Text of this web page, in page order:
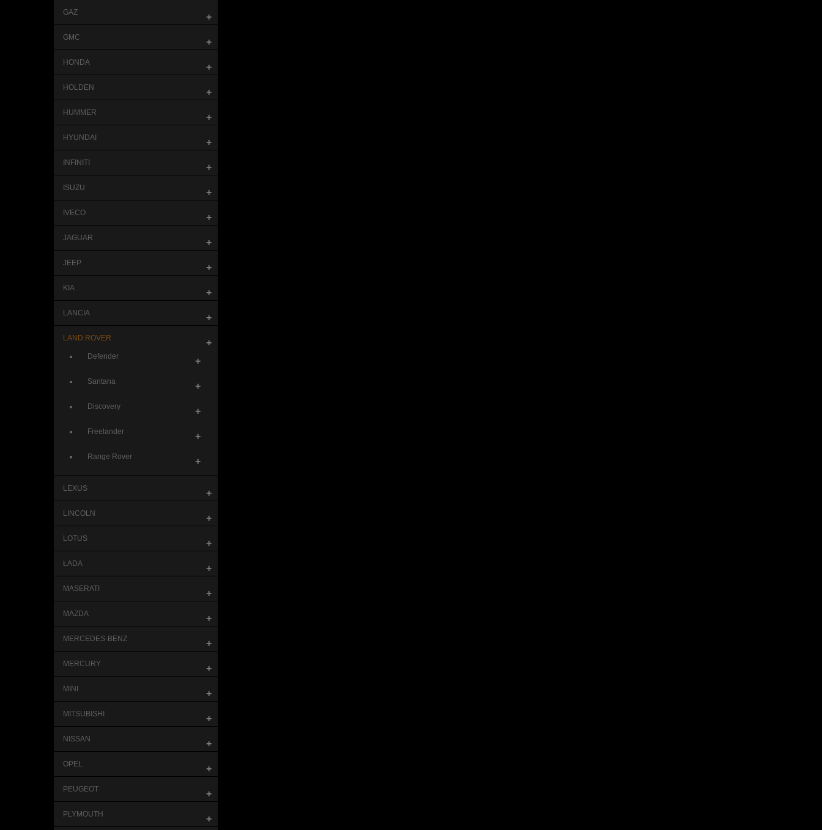
GAZ +
GMC +
HONDA +
HOLDEN +
HUMMER +
HYUNDAI +
INFINITI +
ISUZU +
IVECO +
JAGUAR +
JEEP +
KIA +
LANCIA +
LAND ROVER
Defender +
Santana +
Discovery +
Freelander +
Range Rover +
+
LEXUS +
LINCOLN +
LOTUS +
ŁADA +
MASERATI +
MAZDA +
MERCEDES-BENZ +
MERCURY +
MINI +
MITSUBISHI +
NISSAN +
OPEL +
PEUGEOT +
PLYMOUTH +